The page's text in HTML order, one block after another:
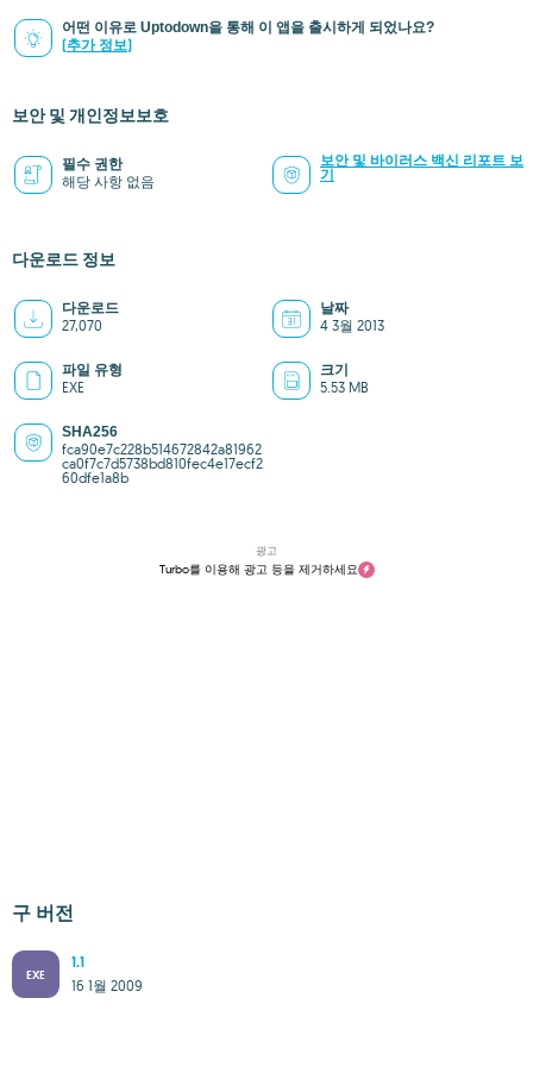
어떤 이유로 Uptodown을 통해 이 앱을 출시하게 되었나요?
(추가 정보)
보안 및 개인정보보호
필수 권한
해당 사항 없음
보안 및 바이러스 백신 리포트 보
기
다운로드 정보
다운로드
27,070
날짜
4 3월 2013
파일 유형
EXE
크기
5.53 MB
SHA256
fca90e7c228b514672842a81962
ca0f7c7d5738bd810fec4e17ecf2
60dfe1a8b
광고
Turbo를 이용해 광고 등을 제거하세요
구 버전
EXE
1.1
16 1월 2009